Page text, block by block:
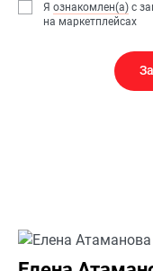
Я ознакомлен(а) с
на маркетплейсах